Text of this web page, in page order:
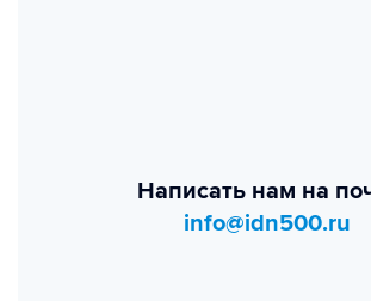
Написать нам на
info@idn500.ru